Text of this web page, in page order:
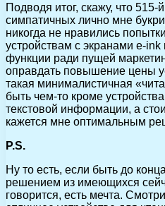
Подводя итог, скажу, что
симпатичных лично мне
никогда не нравились
устройствам с экранами e-
функции ради пущей
оправдать повышение цены
такая минималистичная
быть чем-то кроме
текстовой информации, а
кажется мне оптимальным
P.S.
Ну то есть, если быть до
решением из имеющихся
говорится, есть мечта.